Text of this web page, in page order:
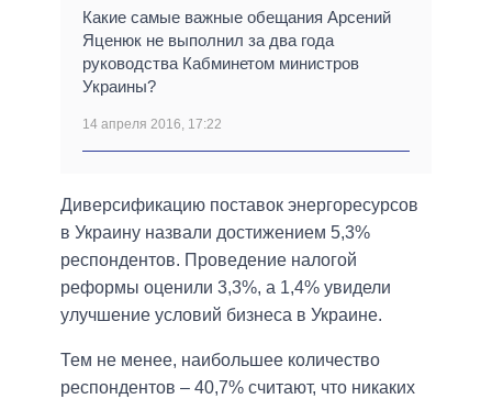
Какие самые важные обещания Арсений
Яценюк не выполнил за два года
руководства Кабминетом министров
Украины?
14 апреля 2016, 17:22
Диверсификацию поставок энергоресурсов
в Украину назвали достижением 5,3%
респондентов. Проведение налогой
реформы оценили 3,3%, а 1,4% увидели
улучшение условий бизнеса в Украине.
Тем не менее, наибольшее количество
респондентов – 40,7% считают, что никаких